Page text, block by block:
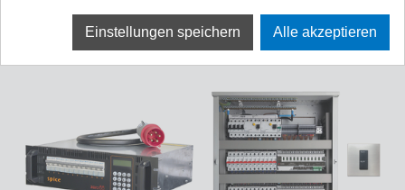
Zero88 Lichtsteuerungen Zero88 DMX Peripherie